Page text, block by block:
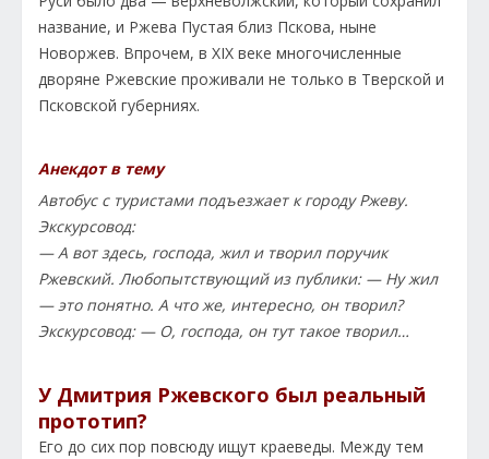
название, и Ржева Пустая близ Пскова, ныне
Новоржев. Впрочем, в XIX веке многочисленные
дворяне Ржевские проживали не только в Тверской и
Псковской губерниях.
Анекдот в тему
Автобус с туристами подъезжает к городу Ржеву.
Экскурсовод:
— А вот здесь, господа, жил и творил поручик
Ржевский. Любопытствующий из публики: — Ну жил
— это понятно. А что же, интересно, он творил?
Экскурсовод: — О, господа, он тут такое творил…
У Дмитрия Ржевского был реальный
прототип?
Его до сих пор повсюду ищут краеведы. Между тем